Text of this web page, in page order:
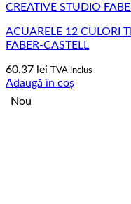
ACUARELE 12 CULORI
FABER-CASTELL
60.37 lei TVA inclus
Adaugă în coș
Nou